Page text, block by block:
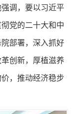
调，要以习近平
党的二十大和中
部署，深入抓好
创新，厚植滋养
，推动经济稳步